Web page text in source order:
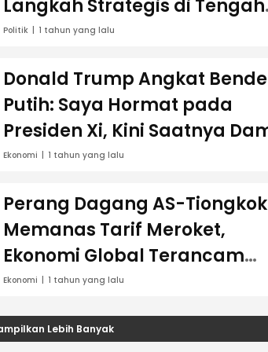
Langkah Strategis di Tengah
Upaya Gencatan Senjata
Politik 1 tahun yang lalu
Donald Trump Angkat
Putih: Saya Hormat pada
Presiden Xi, Kini Saatnya
Ekonomi 1 tahun yang lalu
Perang Dagang AS-Tiongkok
Memanas Tarif Meroket,
Ekonomi Global Terancam
Guncang
Ekonomi 1 tahun yang lalu
Lebih Banyak